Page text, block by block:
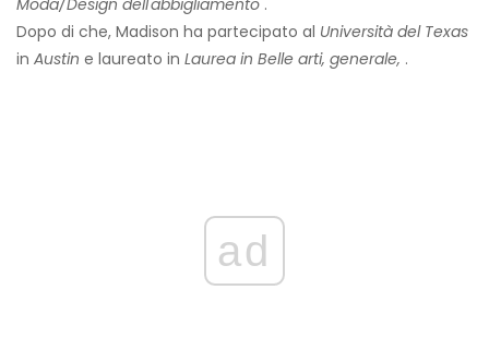
Moda/Design dell'abbigliamento .
Dopo di che, Madison ha partecipato al Università del Texas
in Austin e laureato in Laurea in Belle arti, generale, .
ad